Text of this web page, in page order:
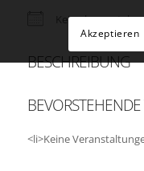
Keine
BESCHREIBUNG
<li>Keine
Akzeptieren